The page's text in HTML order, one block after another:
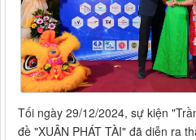
Tối ngày 29/12/2024, sự kiện
đề "XUÂN PHÁT TÀI" đã diễn ra